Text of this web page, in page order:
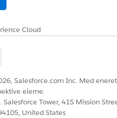
overføringen
er det tid for overføring.
tilnærming for å gjøre
teste og feilsøke. Få tips for
Cloud
Salesforce.com Inc. Med
eierne.
Salesforce Tower, 415 Mission
United States